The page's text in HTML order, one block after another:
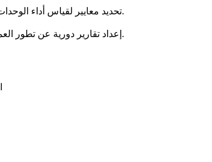
تحديد معايير لقياس أداء الوحدات التنظيمية وقياس الأداء وربطها بالأهداف التشغيلية للوحدات التنظيمية ومقارنة أداء الهيئة بأداء المؤسسات البيئية المشابهة.
إعداد تقارير دورية عن تطور العمل فيما يتعلق بتنفيذ الخطط الاستراتيجية والتشغيلية والمعوقات التي تواجهها الهيئه العامه للبيئه واقتراح التوصيات لمعالجتها.